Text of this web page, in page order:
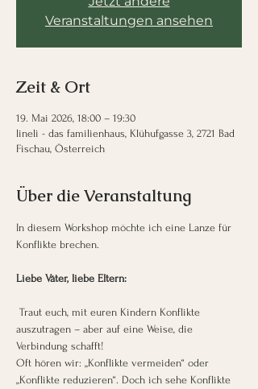
Veranstaltungen ansehen
Zeit & Ort
19. Mai 2026, 18:00 – 19:30
lineli - das familienhaus, Klühufgasse 3, 2721 Bad
Fischau, Österreich
Über die Veranstaltung
In diesem Workshop möchte ich eine Lanze für
Konflikte brechen.
Liebe Väter, liebe Eltern:
Traut euch, mit euren Kindern Konflikte
auszutragen – aber auf eine Weise, die
Verbindung schafft!
Oft hören wir: „Konflikte vermeiden“ oder
„Konflikte reduzieren“. Doch ich sehe Konflikte